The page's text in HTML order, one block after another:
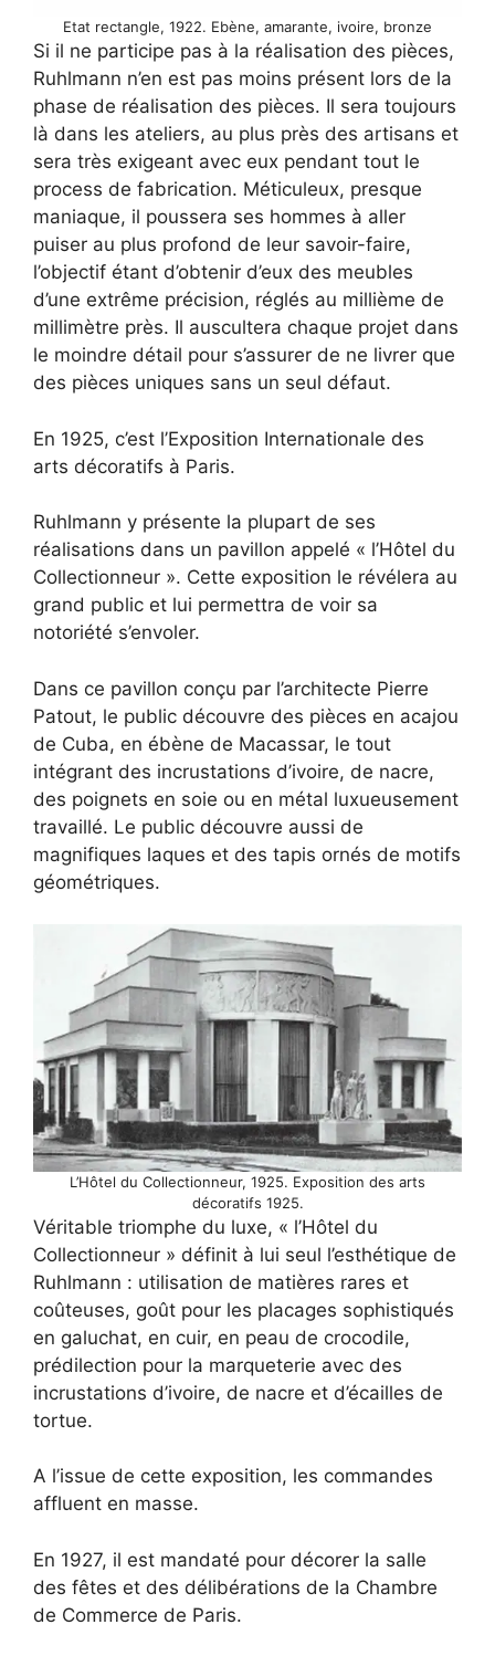
Etat rectangle, 1922. Ebène, amarante, ivoire, bronze
Si il ne participe pas à la réalisation des pièces,
Ruhlmann n’en est pas moins présent lors de la
phase de réalisation des pièces. Il sera toujours
là dans les ateliers, au plus près des artisans et
sera très exigeant avec eux pendant tout le
process de fabrication. Méticuleux, presque
maniaque, il poussera ses hommes à aller
puiser au plus profond de leur savoir-faire,
l’objectif étant d’obtenir d’eux des meubles
d’une extrême précision, réglés au millième de
millimètre près. Il auscultera chaque projet dans
le moindre détail pour s’assurer de ne livrer que
des pièces uniques sans un seul défaut.
En 1925, c’est l’Exposition Internationale des
arts décoratifs à Paris.
Ruhlmann y présente la plupart de ses
réalisations dans un pavillon appelé « l’Hôtel du
Collectionneur ». Cette exposition le révélera au
grand public et lui permettra de voir sa
notoriété s’envoler.
Dans ce pavillon conçu par l’architecte Pierre
Patout, le public découvre des pièces en acajou
de Cuba, en ébène de Macassar, le tout
intégrant des incrustations d’ivoire, de nacre,
des poignets en soie ou en métal luxueusement
travaillé. Le public découvre aussi de
magnifiques laques et des tapis ornés de motifs
géométriques.
L’Hôtel du Collectionneur, 1925. Exposition des arts
décoratifs 1925.
Véritable triomphe du luxe, « l’Hôtel du
Collectionneur » définit à lui seul l’esthétique de
Ruhlmann : utilisation de matières rares et
coûteuses, goût pour les placages sophistiqués
en galuchat, en cuir, en peau de crocodile,
prédilection pour la marqueterie avec des
incrustations d’ivoire, de nacre et d’écailles de
tortue.
A l’issue de cette exposition, les commandes
affluent en masse.
En 1927, il est mandaté pour décorer la salle
des fêtes et des délibérations de la Chambre
de Commerce de Paris.